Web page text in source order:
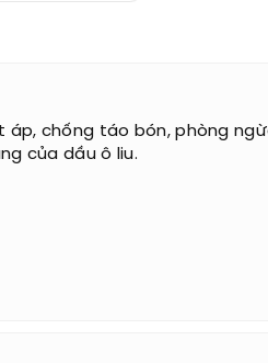
áp, chống táo bón, phòng
của dầu ô liu.